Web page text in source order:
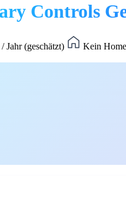
Controls
Jahr (geschätzt)
Kein